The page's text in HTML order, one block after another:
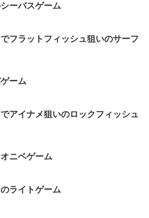
ーバスゲーム
フラットフィッシュ狙いのサーフ
ーム
アイナメ狙いのロックフィッシュ
ニベゲーム
ライトゲーム